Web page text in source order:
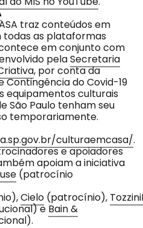
traz conteúdos em
as plataformas
em conjunto com
pelaSecretaria
, por conta da
do Covid-19
equipamentos culturais
São Paulo tenham seu
temporariamente.
culturaemcasa/.
e apoiadores
apoiam a iniciativa
(patrocínio
Cielo (patrocínio),
e Bain &